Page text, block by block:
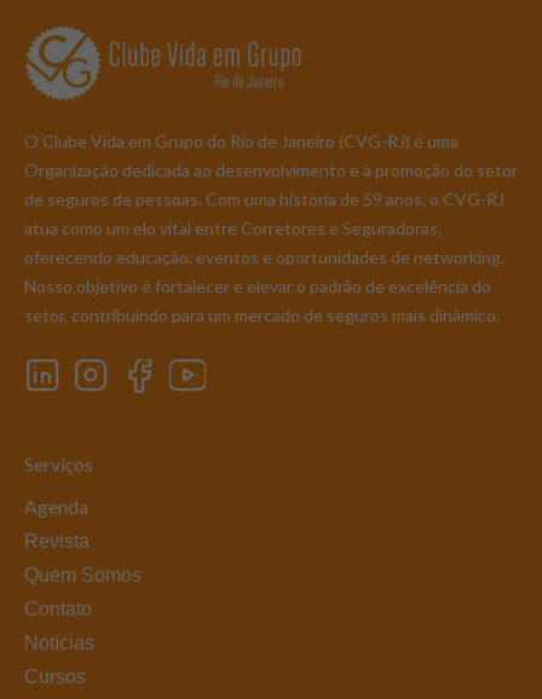
O Clube Vida em Grupo do Rio de Janeiro (CVG-RJ) é uma
Organização dedicada ao desenvolvimento e à promoção do setor
de seguros de pessoas. Com uma história de 59 anos, o CVG-RJ
atua como um elo vital entre Corretores e Seguradoras,
oferecendo educação, eventos e oportunidades de networking.
Nosso objetivo é fortalecer e elevar o padrão de excelência do
setor, contribuindo para um mercado de seguros mais dinâmico.
Serviços
Agenda
Revista
Quem Somos
Contato
Notícias
Cursos